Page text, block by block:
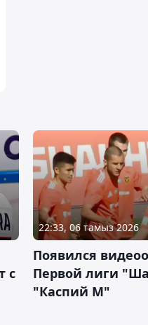
с
22:33, 06 тамыз 2026
Появился
Первой лиги
"Каспий М"